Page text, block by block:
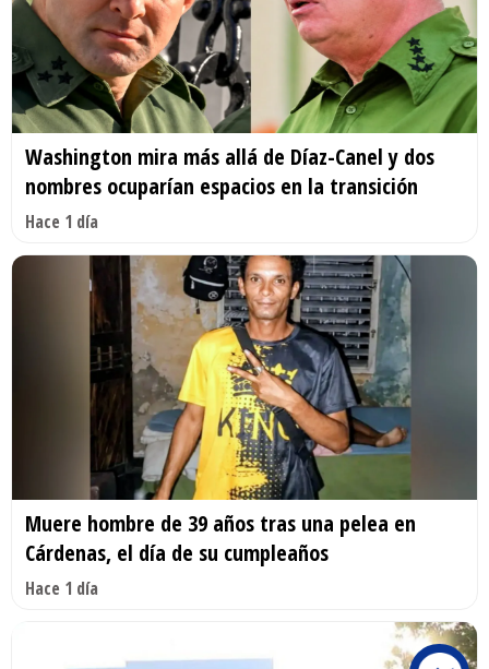
Washington mira más allá de Díaz-Canel y dos
nombres ocuparían espacios en la transición
Hace 1 día
Muere hombre de 39 años tras una pelea en
Cárdenas, el día de su cumpleaños
Hace 1 día